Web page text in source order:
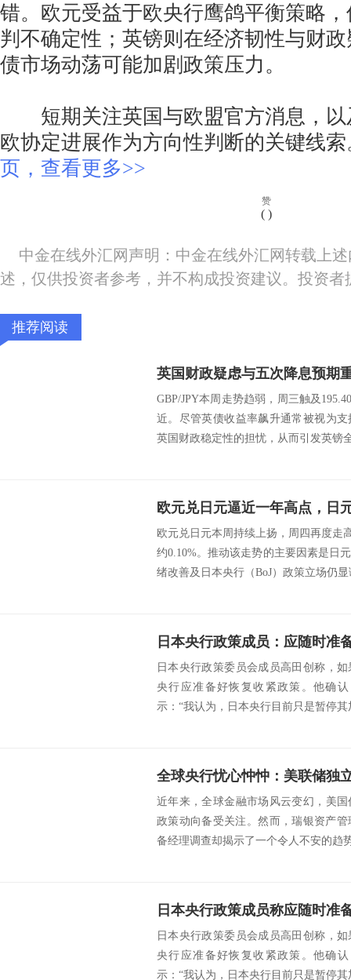
错。欧元受益于欧央行鹰鸽平衡策略
判不确定性；英镑则在经济韧性与财
债市场动荡可能加剧政策压力。
短期关注英国与欧盟官方消息，以
欧协定进展作为方向性判断的关键线
页，查看更多>>
赞
( )
中金在线外汇网声明：中金在线外汇网转载上
述，仅供投资者参考，并不构成投资建议。投资
推荐阅读
GBP/JPY本周走势趋弱，周三触及
近。尽管英债收益率飙升通常被视为
英国财政稳定性的担忧，从而引发英镑
欧元兑日元本周持续上扬，周四再度走
约0.10%。推动该走势的主要因素是日
绪改善及日本央行（BoJ）政策立场仍
日本央行政策成员：应随时准
日本央行政策委员会成员高田创称，
央行应准备好恢复收紧政策。他确
示：“我认为，日本央行目前只是暂停
近年来，全球金融市场风云变幻，美
政策动向备受关注。然而，瑞银资产
备经理调查却揭示了一个令人不安的趋
日本央行政策成员称应随时准
日本央行政策委员会成员高田创称，
央行应准备好恢复收紧政策。他确
示：“我认为，日本央行目前只是暂停